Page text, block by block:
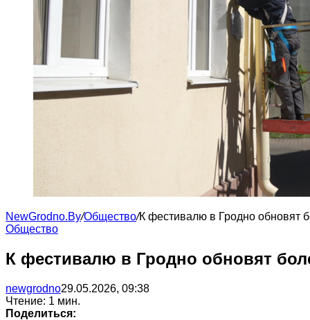
NewGrodno.By/Общество/К фестивалю в Гродно обновят
Общество
К фестивалю в Гродно обновят
newgrodno29.05.2026, 09:38
Чтение: 1 мин.
Поделиться: